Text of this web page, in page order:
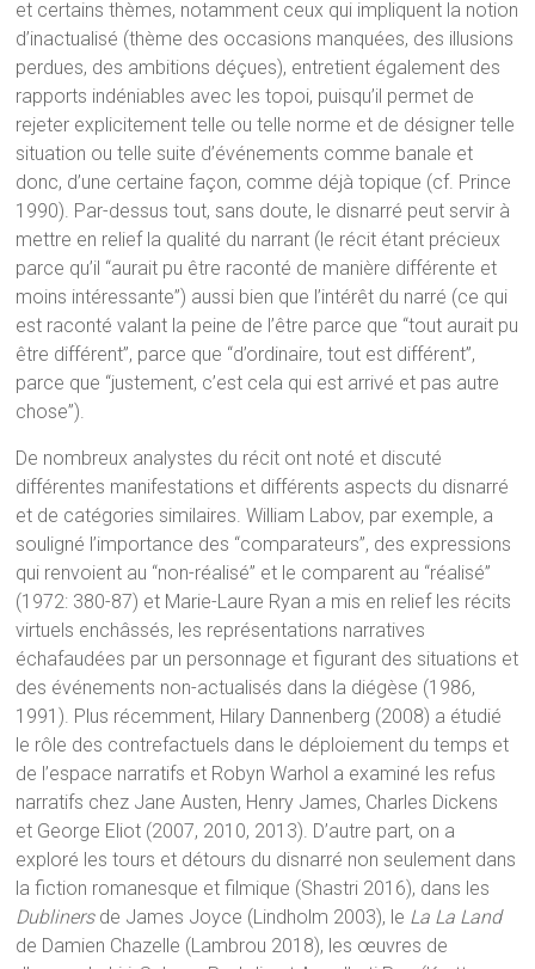
et certains thèmes, notamment ceux qui impliquent la notion
d’inactualisé (thème des occasions manquées, des illusions
perdues, des ambitions déçues), entretient également des
rapports indéniables avec les topoi, puisqu’il permet de
rejeter explicitement telle ou telle norme et de désigner telle
situation ou telle suite d’événements comme banale et
donc, d’une certaine façon, comme déjà topique (cf. Prince
1990). Par-dessus tout, sans doute, le disnarré peut servir à
mettre en relief la qualité du narrant (le récit étant précieux
parce qu’il “aurait pu être raconté de manière différente et
moins intéressante”) aussi bien que l’intérêt du narré (ce qui
est raconté valant la peine de l’être parce que “tout aurait pu
être différent”, parce que “d’ordinaire, tout est différent”,
parce que “justement, c’est cela qui est arrivé et pas autre
chose”).
De nombreux analystes du récit ont noté et discuté
différentes manifestations et différents aspects du disnarré
et de catégories similaires. William Labov, par exemple, a
souligné l’importance des “comparateurs”, des expressions
qui renvoient au “non-réalisé” et le comparent au “réalisé”
(1972: 380-87) et Marie-Laure Ryan a mis en relief les récits
virtuels enchâssés, les représentations narratives
échafaudées par un personnage et figurant des situations et
des événements non-actualisés dans la diégèse (1986,
1991). Plus récemment, Hilary Dannenberg (2008) a étudié
le rôle des contrefactuels dans le déploiement du temps et
de l’espace narratifs et Robyn Warhol a examiné les refus
narratifs chez Jane Austen, Henry James, Charles Dickens
et George Eliot (2007, 2010, 2013). D’autre part, on a
exploré les tours et détours du disnarré non seulement dans
la fiction romanesque et filmique (Shastri 2016), dans les
Dublinersde James Joyce (Lindholm 2003), le La La Land
de Damien Chazelle (Lambrou 2018), les œuvres de